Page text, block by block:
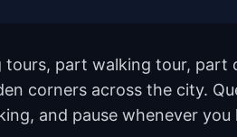
part walking tour, part
corners across the city.
and pause whenever you